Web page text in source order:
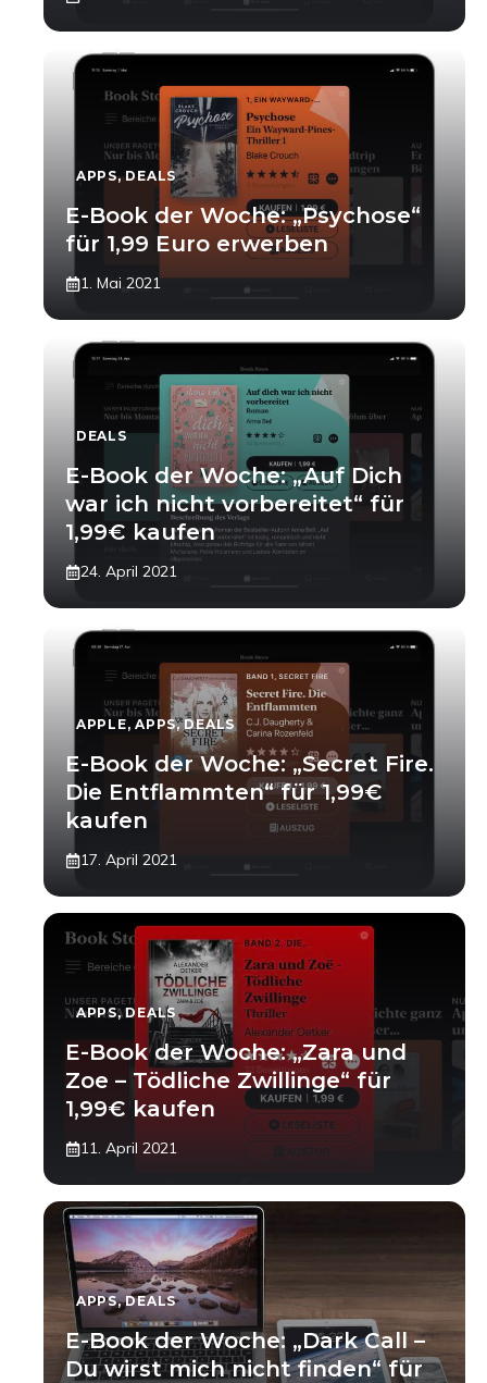
APPS,DEALS
E-Book der Woche: „Psychose“
für 1,99 Euro erwerben
1. Mai 2021
DEALS
E-Book der Woche: „Auf Dich
war ich nicht vorbereitet“ für
1,99€ kaufen
24. April 2021
APPLE,APPS,DEALS
E-Book der Woche: „Secret Fire.
Die Entflammten“ für 1,99€
kaufen
17. April 2021
APPS,DEALS
E-Book der Woche: „Zara und
Zoe – Tödliche Zwillinge“ für
1,99€ kaufen
11. April 2021
APPS,DEALS
E-Book der Woche: „Dark Call –
Du wirst mich nicht finden“ für